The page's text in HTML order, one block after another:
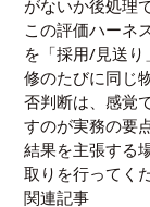
がないか後処理
この評価ハーネ
を「採用/見送
修のたびに同じ
否判断は、感覚
すのが実務の要
結果を主張する
取りを行ってく
関連記事